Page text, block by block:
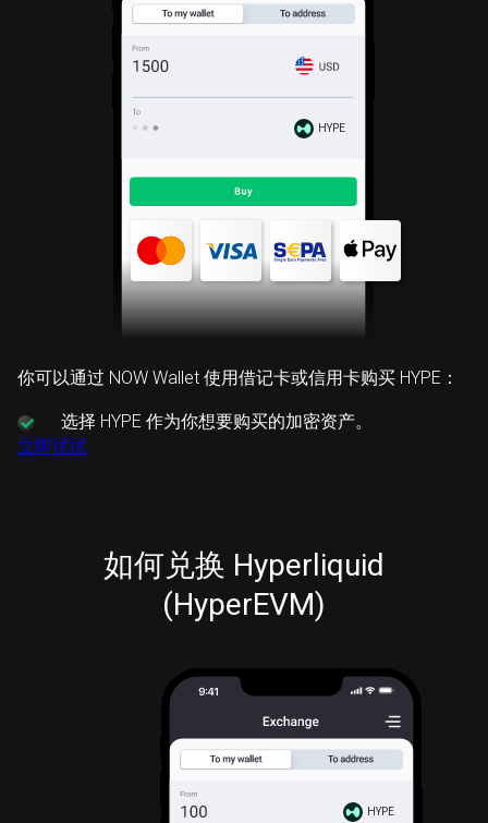
HYPE
你可以通过 NOW Wallet 使用借记卡或信用卡购买 HYPE：
选择 HYPE 作为你想要购买的加密资产。
立即试试
如何兑换 Hyperliquid
(HyperEVM)
HYPE